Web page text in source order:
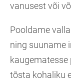
vanusest või
Pooldame
ning suuname
kaugematesse
tõsta kohaliku